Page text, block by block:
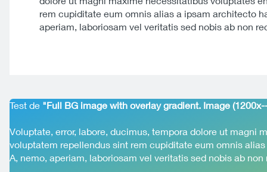
rem cupiditate eum omnis alias a ipsam architecto
aperiam, laboriosam vel veritatis sed nobis ab non
Test de "Full BG image with overlay gradient. Image
Voluptate, error, labore, ducimus, tempora dolore ut
voluptatem repellendus sint rem cupiditate eum omnis
A, nemo, aperiam, laboriosam vel veritatis sed nobis ab